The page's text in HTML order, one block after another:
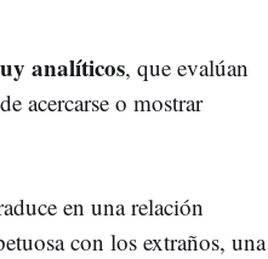
analíticos, que evalúan
acercarse o mostrar
en una relación
con los extraños, una